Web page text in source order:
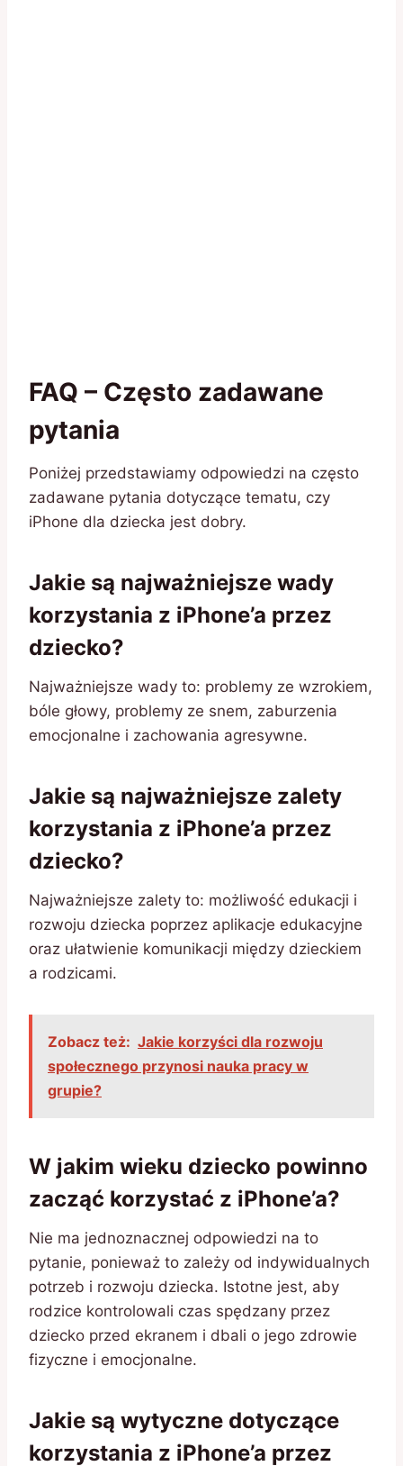
FAQ – Często zadawane
pytania
Poniżej przedstawiamy odpowiedzi na często
zadawane pytania dotyczące tematu, czy
iPhone dla dziecka jest dobry.
Jakie są najważniejsze wady
korzystania z iPhone’a przez
dziecko?
Najważniejsze wady to: problemy ze wzrokiem,
bóle głowy, problemy ze snem, zaburzenia
emocjonalne i zachowania agresywne.
Jakie są najważniejsze zalety
korzystania z iPhone’a przez
dziecko?
Najważniejsze zalety to: możliwość edukacji i
rozwoju dziecka poprzez aplikacje edukacyjne
oraz ułatwienie komunikacji między dzieckiem
a rodzicami.
Zobacz też: Jakie korzyści dla rozwoju
społecznego przynosi nauka pracy w
grupie?
W jakim wieku dziecko powinno
zacząć korzystać z iPhone’a?
Nie ma jednoznacznej odpowiedzi na to
pytanie, ponieważ to zależy od indywidualnych
potrzeb i rozwoju dziecka. Istotne jest, aby
rodzice kontrolowali czas spędzany przez
dziecko przed ekranem i dbali o jego zdrowie
fizyczne i emocjonalne.
Jakie są wytyczne dotyczące
korzystania z iPhone’a przez